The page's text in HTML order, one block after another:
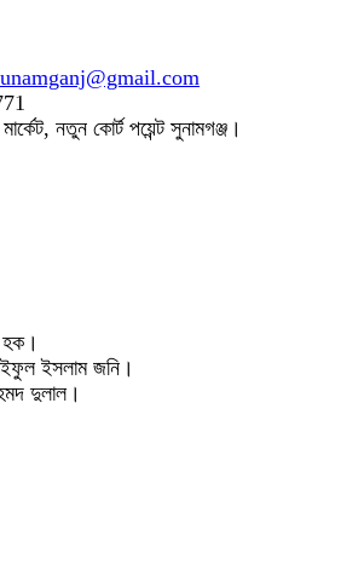
নতুন কোর্ট পয়েন্ট সুনামগঞ্জ।
ইসলাম জনি।
দুলাল।